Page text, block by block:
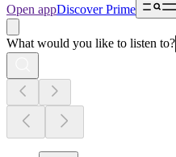
Open appDiscover Prime
What would you like to listen to?